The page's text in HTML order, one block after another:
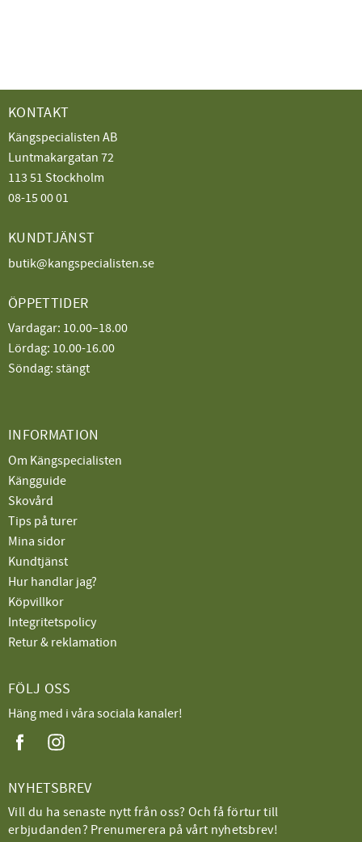
KONTAKT
Kängspecialisten AB
Luntmakargatan 72
113 51 Stockholm
08-15 00 01
KUNDTJÄNST
butik@kangspecialisten.se
ÖPPETTIDER
Vardagar: 10.00–18.00
Lördag: 10.00-16.00
Söndag: stängt
INFORMATION
Om Kängspecialisten
Kängguide
Skovård
Tips på turer
Mina sidor
Kundtjänst
Hur handlar jag?
Köpvillkor
Integritetspolicy
Retur & reklamation
FÖLJ OSS
Häng med i våra sociala kanaler!
NYHETSBREV
Vill du ha senaste nytt från oss? Och få förtur till
erbjudanden? Prenumerera på vårt nyhetsbrev!